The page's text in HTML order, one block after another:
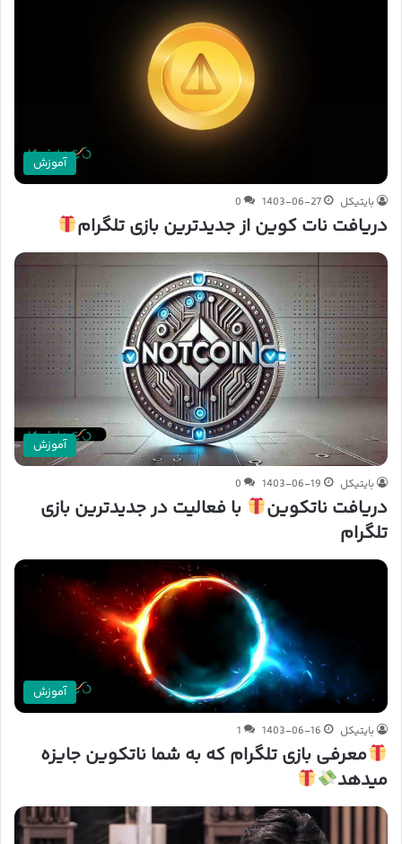
آموزش
بایتیکل 1403-06-27
0
دریافت نات کوین از جدیدترین بازی تلگرام
آموزش
بایتیکل 1403-06-19
0
دریافت ناتکوین
با فعالیت در جدیدترین بازی
تلگرام
آموزش
بایتیکل 1403-06-16
1
معرفی بازی تلگرام که به شما ناتکوین جایزه
میدهد